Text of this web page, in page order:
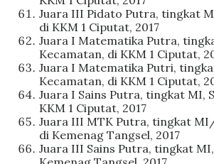
Juara III Pidato Putra, tingkat
di KKM 1 Ciputat, 2017
Juara I Matematika Putra,
Kecamatan, di KKM 1 Ciputat,
Juara I Matematika Putri,
Kecamatan, di KKM 1 Ciputat,
Juara I Sains Putra, tingkat MI,
KKM 1 Ciputat, 2017
Juara III MTK Putra, tingkat
di Kemenag Tangsel, 2017
Juara III Sains Putra, tingkat